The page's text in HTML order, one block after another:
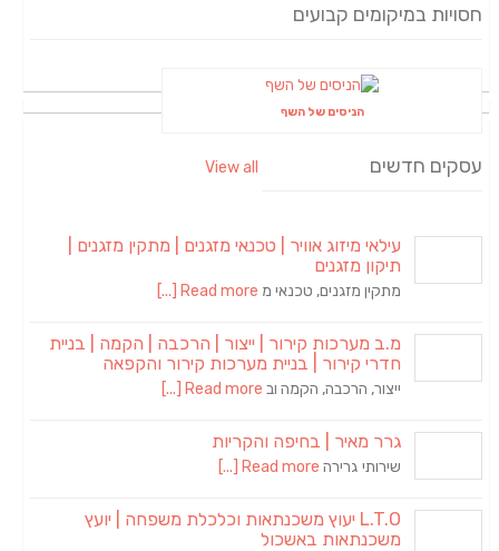
חסויות במיקומים קבועים
הניסים של השף
עסקים חדשים View all
עילאי מיזוג אוויר | טכנאי מזגנים | מתקין מזגנים |
תיקון מזגנים
מתקין מזגנים, טכנאי מ Read more [...]
מ.ב מערכות קירור | ייצור | הרכבה | הקמה | בניית
חדרי קירור | בניית מערכות קירור והקפאה
ייצור, הרכבה, הקמה וב Read more [...]
גרר מאיר | בחיפה והקריות
שירותי גרירה Read more [...]
L.T.O יעוץ משכנתאות וכלכלת משפחה | יועץ
משכנתאות באשכול